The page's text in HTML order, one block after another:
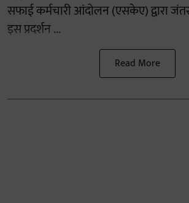
सफाई कर्मचारी आंदोलन (एसकेए) द्वारा
इस प्रदर्शन ...
Read More